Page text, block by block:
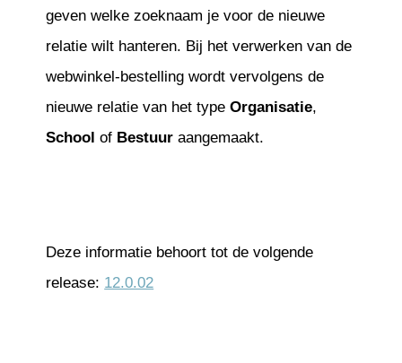
geven welke zoeknaam je voor de nieuwe
relatie wilt hanteren. Bij het verwerken van de
webwinkel-bestelling wordt vervolgens de
nieuwe relatie van het typeOrganisatie,
School of Bestuur aangemaakt.
Deze informatie behoort tot de volgende
release: 12.0.02